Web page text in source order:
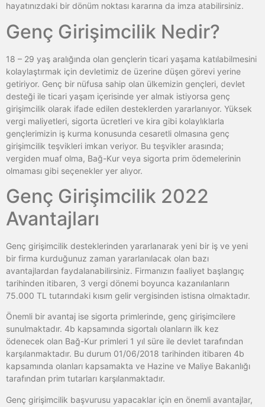
hayatınızdaki bir dönüm noktası kararına da imza atabilirsiniz.
Genç Girişimcilik Nedir?
18 – 29 yaş aralığında olan gençlerin ticari yaşama katılabilmesini
kolaylaştırmak için devletimiz de üzerine düşen görevi yerine
getiriyor. Genç bir nüfusa sahip olan ülkemizin gençleri, devlet
desteği ile ticari yaşam içerisinde yer almak istiyorsa genç
girişimcilik olarak ifade edilen desteklerden yararlanıyor. Yüksek
vergi maliyetleri, sigorta ücretleri ve kira gibi kolaylıklarla
gençlerimizin iş kurma konusunda cesaretli olmasına genç
girişimcilik teşvikleri imkan veriyor. Bu teşvikler arasında;
vergiden muaf olma, Bağ-Kur veya sigorta prim ödemelerinin
olmaması gibi seçenekler yer alıyor.
Genç Girişimcilik 2022
Avantajları
Genç girişimcilik desteklerinden yararlanarak yeni bir iş ve yeni
bir firma kurduğunuz zaman yararlanılacak olan bazı
avantajlardan faydalanabilirsiniz. Firmanızın faaliyet başlangıç
tarihinden itibaren, 3 vergi dönemi boyunca kazanılanların
75.000 TL tutarındaki kısım gelir vergisinden istisna olmaktadır.
Önemli bir avantaj ise sigorta primlerinde, genç girişimcilere
sunulmaktadır. 4b kapsamında sigortalı olanların ilk kez
ödenecek olan Bağ-Kur primleri 1 yıl süre ile devlet tarafından
karşılanmaktadır. Bu durum 01/06/2018 tarihinden itibaren 4b
kapsamında olanları kapsamakta ve Hazine ve Maliye Bakanlığı
tarafından prim tutarları karşılanmaktadır.
Genç girişimcilik başvurusu yapacaklar için en önemli avantajlar,